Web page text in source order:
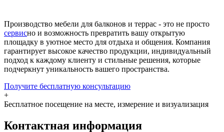
Производство мебели для балконов и террас - это не просто
сервисно и возможность превратить вашу открытую
площадку в уютное место для отдыха и общения. Компания
гарантирует высокое качество продукции, индивидуальный
подход к каждому клиенту и стильные решения, которые
подчеркнут уникальность вашего пространства.
Получите бесплатную консультацию
+
Бесплатное посещение на месте, измерение и визуализация
Контактная информация